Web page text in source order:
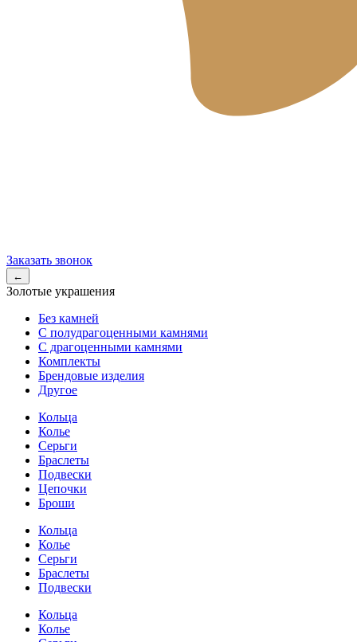
Заказать звонок
←
Золотые украшения
Без камней
С полудрагоценными камнями
С драгоценными камнями
Комплекты
Брендовые изделия
Другое
Кольца
Колье
Серьги
Браслеты
Подвески
Цепочки
Броши
Кольца
Колье
Серьги
Браслеты
Подвески
Кольца
Колье